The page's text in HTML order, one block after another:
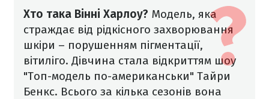
Хто така Вінні Харлоу? Модель, яка
страждає від рідкісного захворювання
шкіри – порушенням пігментації,
вітиліго. Дівчина стала відкриттям шоу
"Топ-модель по-американськи" Тайри
Бенкс. Всього за кілька сезонів вона